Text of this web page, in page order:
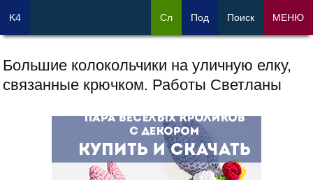
Большие колокольчики на уличную елку,
связанные крючком. Работы Светланы
K4 Сл Под Поиск МЕНЮ